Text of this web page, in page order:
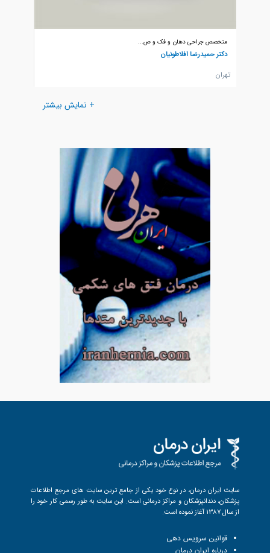
متخصص جراحی دهان و فک و ص...
دکتر حمیدرضا افلاطونیان
تهران
+ نمایش بیشتر
سایت ایران درمان، در نوع خود یکی از جامع ترین سایت های مرجع اطلاعات
پزشکان، دندانپزشکان و مراکز درمانی است. این سایت به طور رسمی کار خود را
از سال 1387 آغاز نموده است.
قوانین سرویس دهی
درباره ایران درمان